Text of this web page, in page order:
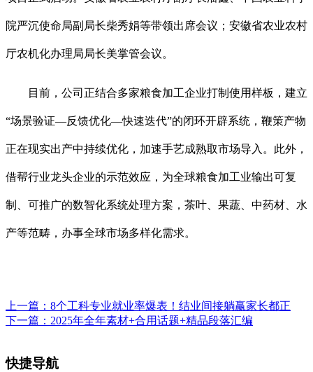
院严沉使命局副局长柴秀娟等带领出席会议；安徽省农业农村
厅农机化办理局局长美掌管会议。
目前，公司正结合多家粮食加工企业打制使用样板，建立
“场景验证—反馈优化—快速迭代”的闭环开辟系统，鞭策产物
正在现实出产中持续优化，加速手艺成熟取市场导入。此外，
借帮行业龙头企业的示范效应，为全球粮食加工业输出可复
制、可推广的数智化系统处理方案，茶叶、果蔬、中药材、水
产等范畴，办事全球市场多样化需求。
上一篇： 8个工科专业就业率爆表！结业间接躺赢家长都正
下一篇： 2025年全年素材+合用话题+精品段落汇编
快捷导航